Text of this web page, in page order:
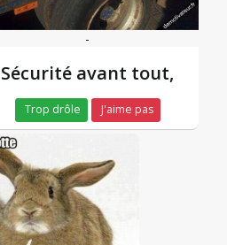
-
Sécurité avant tout,
Trop drôle J'aime pas